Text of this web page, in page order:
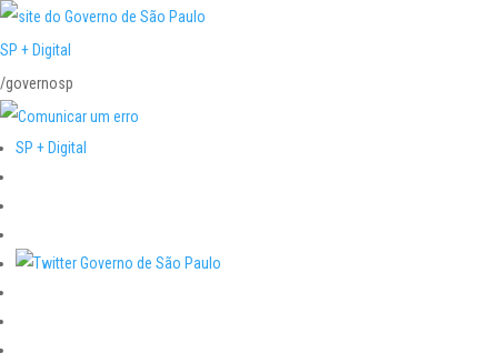
SP + Digital
/governosp
SP + Digital